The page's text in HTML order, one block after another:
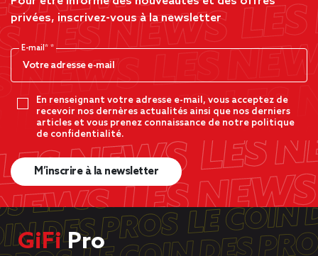
privées, inscrivez-vous à la newsletter
E-mail*
En renseignant votre adresse e-mail, vous acceptez de
recevoir nos dernères actualités ainsi que nos derniers
articles et vous prenez connaissance de notre politique
de confidentialité.
M’inscrire à la newsletter
GiFiPro